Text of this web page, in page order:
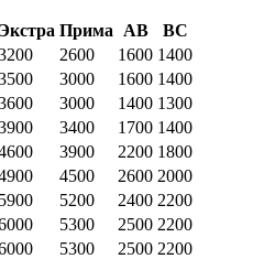
Экстра Прима АВ
ВС
2600 1600 1400
3000 1600 1400
3000 1400 1300
3400 1700 1400
3900 2200 1800
4500 2600 2000
5900 5200 2400 2200
5300 2500 2200
5300 2500 2200